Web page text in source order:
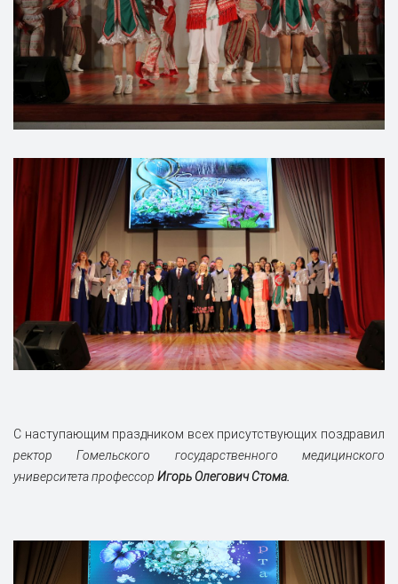
С наступающим праздником всех присутствующих поздравил
ректор Гомельского государственного медицинского
университета профессор Игорь Олегович Стома.